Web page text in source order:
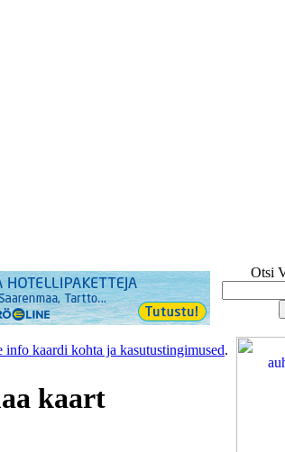
Otsi
info kaardi kohta ja kasutustingimused.
kaart